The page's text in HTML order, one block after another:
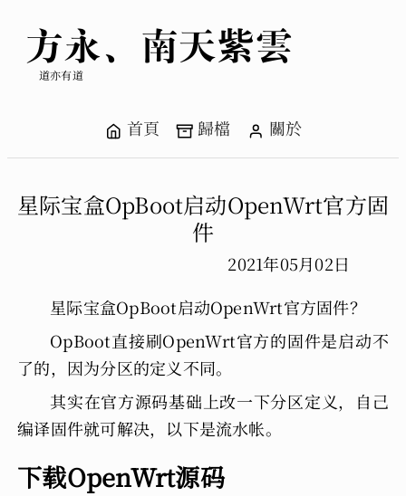
方永、南天紫雲
道亦有道
首頁 歸檔 關於
星际宝盒OpBoot启动OpenWrt官方固
件
2021年05月02日
星际宝盒OpBoot启动OpenWrt官方固件？
OpBoot直接刷OpenWrt官方的固件是启动不
了的，因为分区的定义不同。
其实在官方源码基础上改一下分区定义，自己
编译固件就可解决，以下是流水帐。
下载OpenWrt源码